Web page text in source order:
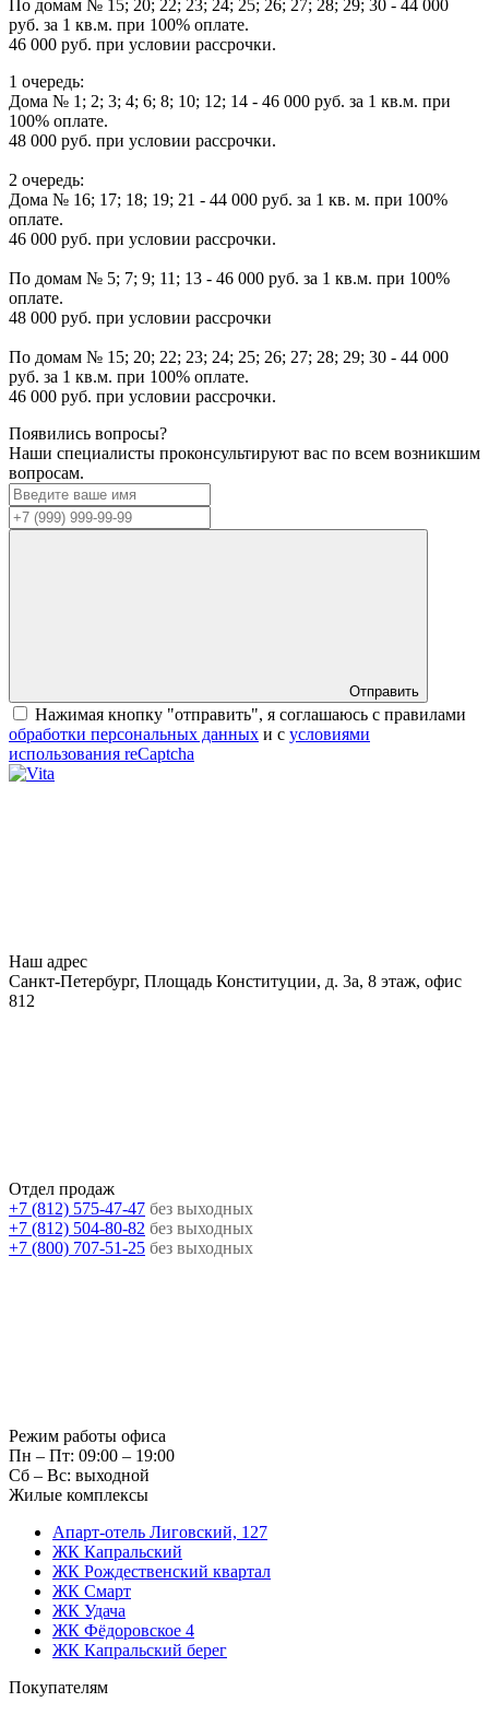
По домам № 15; 20; 22; 23; 24; 25; 26; 27; 28; 29; 30 - 44 000
руб. за 1 кв.м. при 100% оплате.
46 000 руб. при условии рассрочки.
1 очередь:
Дома № 1; 2; 3; 4; 6; 8; 10; 12; 14 - 46 000 руб. за 1 кв.м. при
100% оплате.
48 000 руб. при условии рассрочки.
2 очередь:
Дома № 16; 17; 18; 19; 21 - 44 000 руб. за 1 кв. м. при 100%
оплате.
46 000 руб. при условии рассрочки.
По домам № 5; 7; 9; 11; 13 - 46 000 руб. за 1 кв.м. при 100%
оплате.
48 000 руб. при условии рассрочки
По домам № 15; 20; 22; 23; 24; 25; 26; 27; 28; 29; 30 - 44 000
руб. за 1 кв.м. при 100% оплате.
46 000 руб. при условии рассрочки.
Появились вопросы?
Наши специалисты проконсультируют вас по всем возникшим
вопросам.
Отправить
Нажимая кнопку "отправить", я соглашаюсь с правилами
обработки персональных данных и с условиями
использования reCaptcha
Наш адрес
Санкт-Петербург, Площадь Конституции, д. 3а, 8 этаж, офис
812
Отдел продаж
+7 (812) 575-47-47 без выходных
+7 (812) 504-80-82 без выходных
+7 (800) 707-51-25 без выходных
Режим работы офиса
Пн – Пт: 09:00 – 19:00
Сб – Вс: выходной
Жилые комплексы
Апарт-отель Лиговский, 127
ЖК Капральский
ЖК Рождественский квартал
ЖК Смарт
ЖК Удача
ЖК Фёдоровское 4
ЖК Капральский берег
Покупателям